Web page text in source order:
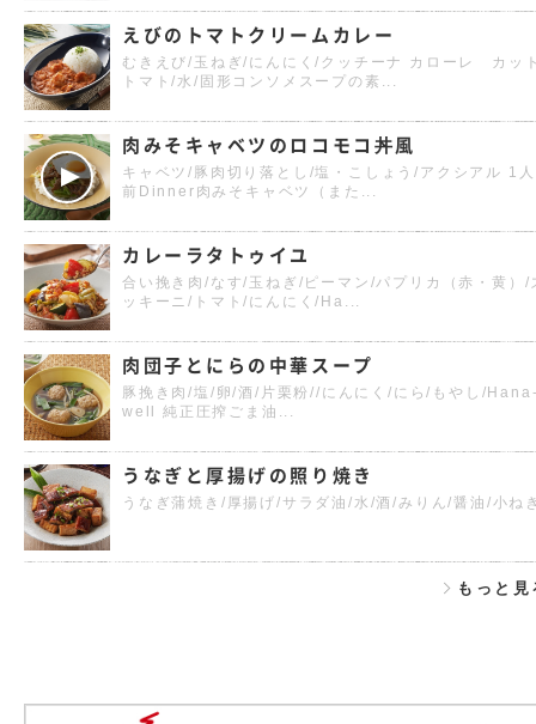
えびのトマトクリームカレー
むきえび/玉ねぎ/にんにく/クッチーナ カローレ カッ
トマト/水/固形コンソメスープの素...
肉みそキャベツのロコモコ丼風
キャベツ/豚肉切り落とし/塩・こしょう/アクシアル 1人
前Dinner肉みそキャベツ（また...
カレーラタトゥイユ
合い挽き肉/なす/玉ねぎ/ピーマン/パプリカ（赤・黄）/
ッキーニ/トマト/にんにく/Ha...
肉団子とにらの中華スープ
豚挽き肉/塩/卵/酒/片栗粉//にんにく/にら/もやし/
well 純正圧搾ごま油...
うなぎと厚揚げの照り焼き
うなぎ蒲焼き/厚揚げ/サラダ油/水/酒/みりん/醤油/小ね
もっと見